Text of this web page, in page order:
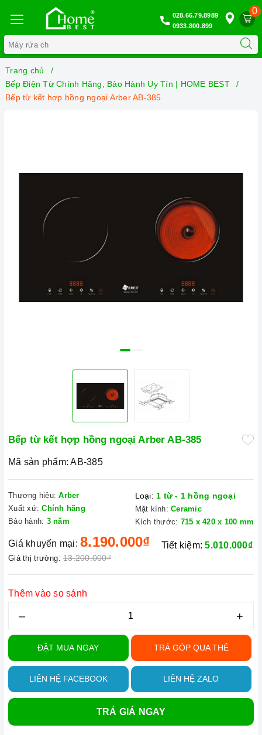
0
028.66.79.8989
0933.800.899
Trang chủ
Bếp Điện Từ Chính Hãng, Bảo Hành Uy Tín | HOME BEST
Bếp từ kết hợp hồng ngoại Arber AB-385
Bếp từ kết hợp hồng ngoại Arber AB-385
Mã sản phẩm: AB-385
Thương hiệu: Arber
Xuất xứ: Chính hãng
Bảo hành: 3 năm
Loại: 1 từ - 1 hồng ngoại
Mặt kính: Ceramic
Kích thước: 715 x 420 x 100 mm
Giá khuyến mại: 8.190.000₫
Giá thị trường: 13.200.000₫
Tiết kiệm:5.010.000₫
Thêm vào so sánh
– +
ĐẶT MUA NGAY TRẢ GÓP QUA THẺ
LIÊN HỆ FACEBOOK LIÊN HỆ ZALO
TRẢ GIÁ NGAY